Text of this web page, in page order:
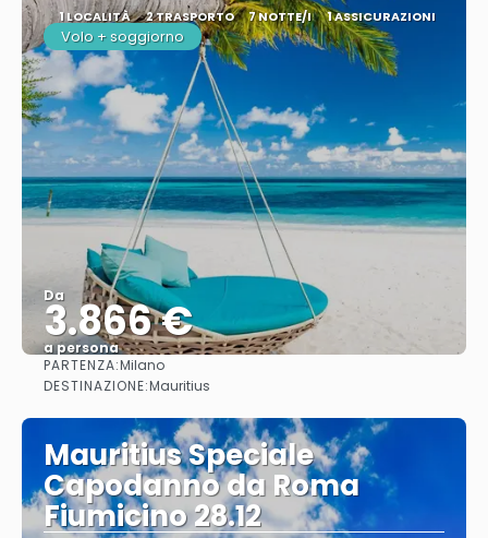
1 LOCALITÀ 2 TRASPORTO 7 NOTTE/I 1 ASSICURAZIONI
Volo + soggiorno
Da
3.866 €
a persona
PARTENZA:Milano
DESTINAZIONE:Mauritius
Mauritius Speciale
Capodanno da Roma
Fiumicino 28.12